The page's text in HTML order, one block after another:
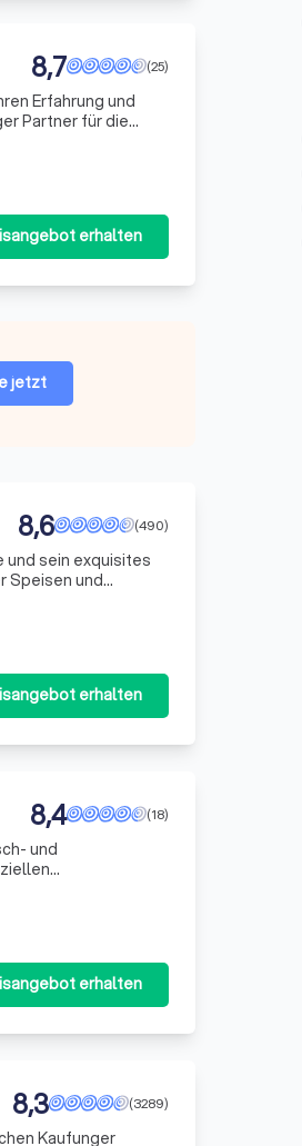
(25)
8,7
Erfahrung und
Partner für die
erhalten
jetzt
(490)
8,6
und sein exquisites
Speisen und
erhalten
(18)
8,4
und
erhalten
(3289)
8,3
Kaufunger